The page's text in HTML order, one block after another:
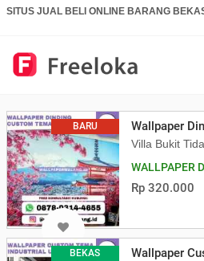
SITUS JUAL BELI ONLINE BARANG
BARU Wallpaper
Villa Bukit
WALLPAPER
Rp 320.000
BEKAS Wallpaper